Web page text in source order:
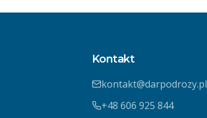
Kontakt
kontakt@darpodrozy.pl
+48 606 925 844